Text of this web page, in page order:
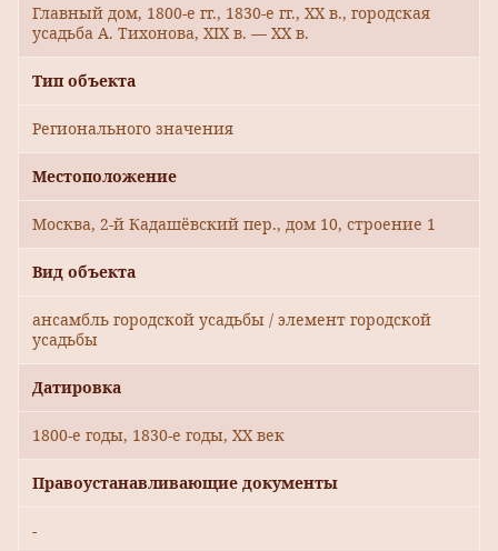
Главный дом, 1800-е гг., 1830-е гг., XX в., городская
усадьба А. Тихонова, XIX в. — XX в.
Тип объекта
Регионального значения
Местоположение
Москва, 2-й Кадашёвский пер., дом 10, строение 1
Вид объекта
ансамбль городской усадьбы / элемент городской
усадьбы
Датировка
1800-е годы, 1830-е годы, XX век
Правоустанавливающие документы
-